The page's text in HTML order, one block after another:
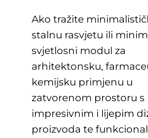
Ako tražite
stalnu rasvjetu ili
svjetlosni modul za
arhitektonsku,
kemijsku primjenu u
zatvorenom prostoru s
impresivnim i lijepim
proizvoda te